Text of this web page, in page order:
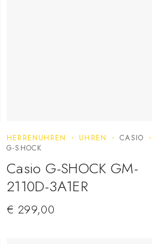
HERRENUHREN UHREN
CASIO
G-SHOCK
Casio G-SHOCK GM-
2110D-3A1ER
€ 299,00